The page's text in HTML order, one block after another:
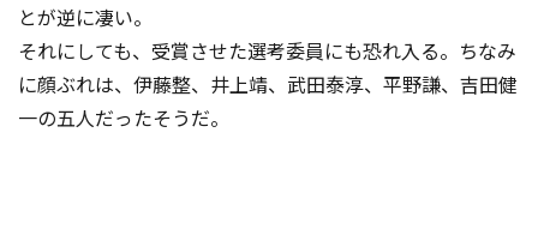
とが逆に凄い。
それにしても、受賞させた選考委員にも恐れ入る。ちなみ
に顔ぶれは、伊藤整、井上靖、武田泰淳、平野謙、吉田健
一の五人だったそうだ。